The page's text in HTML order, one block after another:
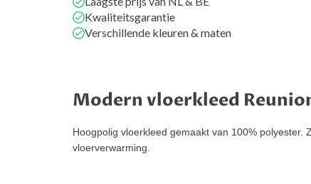
Kwaliteitsgarantie
Verschillende kleuren & maten
Modern vloerkleed
Hoogpolig vloerkleed gemaakt van 100%
vloerverwarming.